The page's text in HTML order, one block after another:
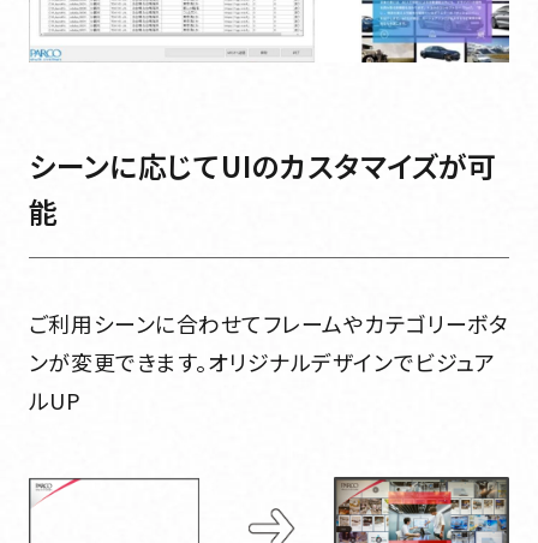
シーンに応じてUIのカスタマイズが可
能
ご利用シーンに合わせてフレームやカテゴリーボタ
ンが変更できます。オリジナルデザインでビジュア
ルUP